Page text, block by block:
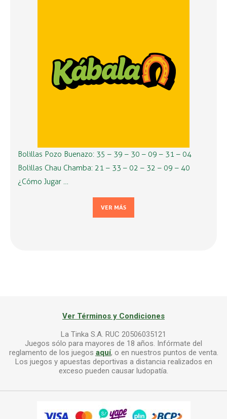
Bolillas Pozo Buenazo: 35 – 39 – 30 – 09 – 31 – 04
Bolillas Chau Chamba: 21 – 33 – 02 – 32 – 09 – 40
¿Cómo Jugar …
VER MÁS
Ver Términos y Condiciones
La Tinka S.A. RUC 20506035121
Juegos sólo para mayores de 18 años. Infórmate del
reglamento de los juegos aquí, o en nuestros puntos de venta.
Los juegos y apuestas deportivas a distancia realizados en
exceso pueden causar ludopatía.